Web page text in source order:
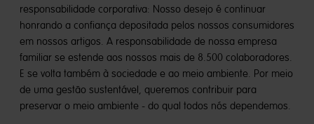
responsabilidade corporativa: Nosso desejo é continuar
honrando a confiança depositada pelos nossos consumidores
em nossos artigos. A responsabilidade de nossa empresa
familiar se estende aos nossos mais de 8.500 colaboradores.
E se volta também à sociedade e ao meio ambiente. Por meio
de uma gestão sustentável, queremos contribuir para
preservar o meio ambiente - do qual todos nós dependemos.